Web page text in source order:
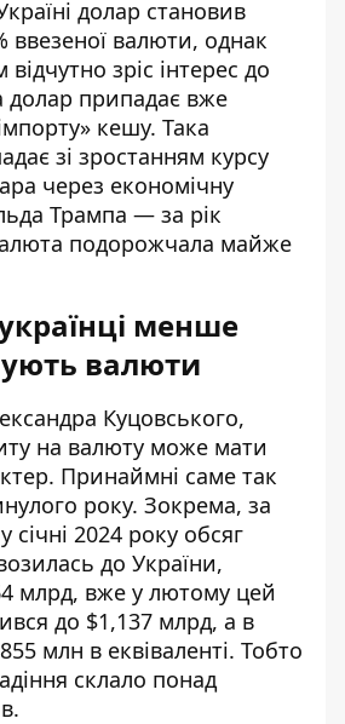
долар становив
ввезеної валюти, однак
зріс інтерес до
долар припадає вже
кешу. Така
зі зростанням курсу
через економічну
Трампа — за рік
подорожчала майже
менше
валюти
Куцовського,
на валюту може мати
Принаймні саме так
року. Зокрема, за
січні 2024 року обсяг
до України,
млрд, вже у лютому цей
до $1,137 млрд, а в
млн в еквіваленті. Тобто
склало понад